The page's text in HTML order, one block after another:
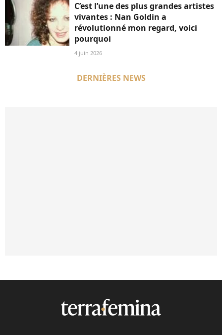
C’est l’une des plus grandes artistes
vivantes : Nan Goldin a
révolutionné mon regard, voici
pourquoi
4 juin 2026
DERNIÈRES NEWS